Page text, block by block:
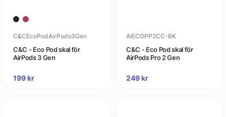
C&CEcoPodAirPods3Gen
C&C - Eco Pod skal för
AirPods 3 Gen
199kr
AIECOPP2CC-BK
C&C - Eco Pod skal för
AirPods Pro 2 Gen
249kr